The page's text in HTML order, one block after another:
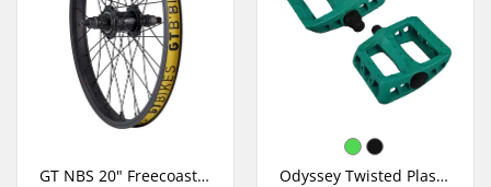
GT NBS 20" Freecoaster BMX Baghjul Odyssey Twisted Plastik BMX Pedaler